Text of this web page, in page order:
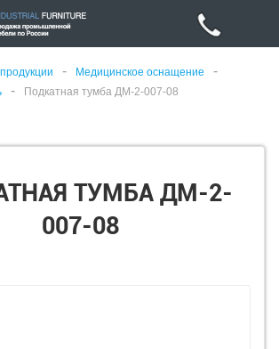
- Медицинское оснащение -
- Подкатная тумба ДМ-2-007-08
ТУМБА ДМ-2-
007-08